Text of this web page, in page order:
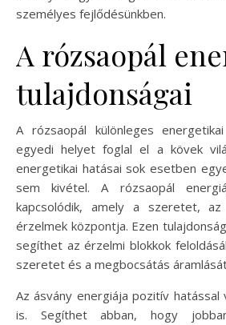
személyes fejlődésünkben.
A rózsaopál
tulajdonságai
A rózsaopál különleges
egyedi helyet foglal el a kövek
energetikai hatásai sok esetben
sem kivétel. A rózsaopál
kapcsolódik, amely a szeretet,
érzelmek központja. Ezen
segíthet az érzelmi blokkok
szeretet és a megbocsátás
Az ásvány energiája pozitív
is. Segíthet abban, hogy